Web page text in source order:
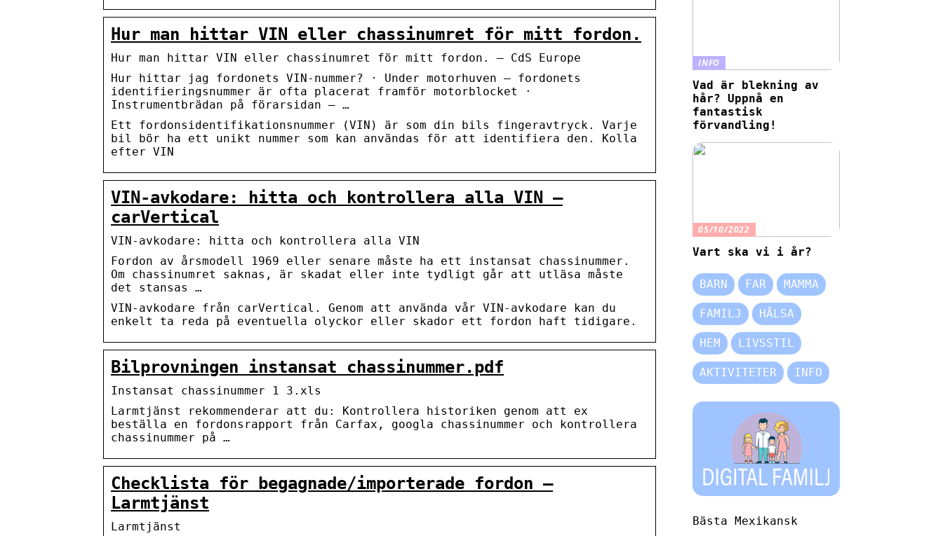
Hur man hittar VIN eller chassinumret för mitt fordon.
Hur man hittar VIN eller chassinumret för mitt fordon. – CdS Europe
Hur hittar jag fordonets VIN-nummer? · Under motorhuven – fordonets
identifieringsnummer är ofta placerat framför motorblocket ·
Instrumentbrädan på förarsidan – …
Ett fordonsidentifikationsnummer (VIN) är som din bils fingeravtryck. Varje
bil bör ha ett unikt nummer som kan användas för att identifiera den. Kolla
efter VIN
VIN-avkodare: hitta och kontrollera alla VIN –
carVertical
VIN-avkodare: hitta och kontrollera alla VIN
Fordon av årsmodell 1969 eller senare måste ha ett instansat chassinummer.
Om chassinumret saknas, är skadat eller inte tydligt går att utläsa måste
det stansas …
VIN-avkodare från carVertical. Genom att använda vår VIN-avkodare kan du
enkelt ta reda på eventuella olyckor eller skador ett fordon haft tidigare.
Bilprovningen instansat chassinummer.pdf
Instansat chassinummer 1 3.xls
Larmtjänst rekommenderar att du: Kontrollera historiken genom att ex
beställa en fordonsrapport från Carfax, googla chassinummer och kontrollera
chassinummer på …
Checklista för begagnade/importerade fordon –
Larmtjänst
Larmtjänst
INFO
Vad är blekning av
hår? Uppnå en
fantastisk
förvandling!
05/10/2022
Vart ska vi i år?
BARN FAR MAMMA
FAMILJ HÄLSA
HEM LIVSSTIL
AKTIVITETER INFO
Bästa Mexikansk